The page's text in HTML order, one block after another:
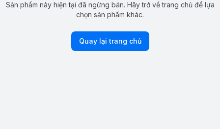
Sản phẩm này hiện tại đã ngừng bán. Hãy trở về trang chủ để lựa
chọn sản phẩm khác.
Quay lại trang chủ